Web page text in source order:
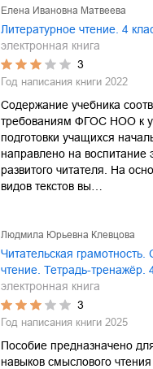
Елена Ивановна Матвеева
Литературное чтение. 4
электронная книга
3
Год написания книги 2022
Содержание учебника
требованиям ФГОС НОО к
подготовки учащихся
направлено на воспитание
развитого читателя. На
видов текстов вы…
Людмила Юрьевна Клевцова
Читательская
чтение. Тетрадь-тренажёр.
электронная книга
3
Год написания книги 2025
Пособие предназначено
навыков смыслового